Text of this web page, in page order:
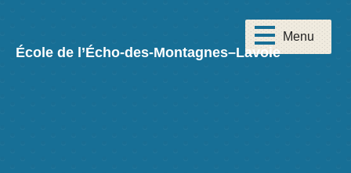
École de l’Écho-des-Montagnes–Lavoie